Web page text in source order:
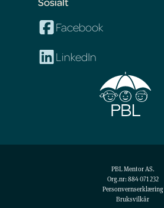
Facebook
LinkedIn
PBL Mentor AS.
Org.nr: 884 071 232
Personvernserklæring
Bruksvilkår